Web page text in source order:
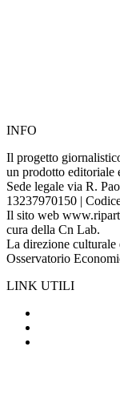
INFO
Il progetto
un prodotto editoriale
Sede legale via R.
‪13237970150‬ |
Il sito web
cura della Cn Lab.
La direzione culturale
Osservatorio
LINK UTILI